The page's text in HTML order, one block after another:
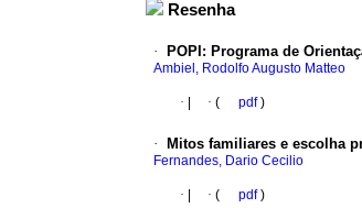
Resenha
· POPI : Programa de
Ambiel, Rodolfo Augusto Matteo
· · ( pdf)
· Mitos familiares e escolha
Fernandes, Dario Cecilio
· · ( pdf)